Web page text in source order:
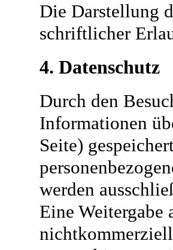
Die Darstellung
schriftlicher
4. Datenschutz
Durch den
Informationen
Seite)
werden
Eine